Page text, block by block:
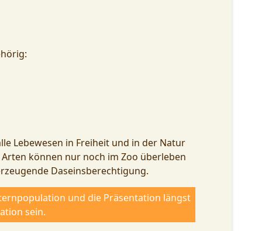
Lebewesen in Freiheit und in der Natur
können nur noch im Zoo überleben
Daseinsberechtigung.
und die Präsentation längst
sein.